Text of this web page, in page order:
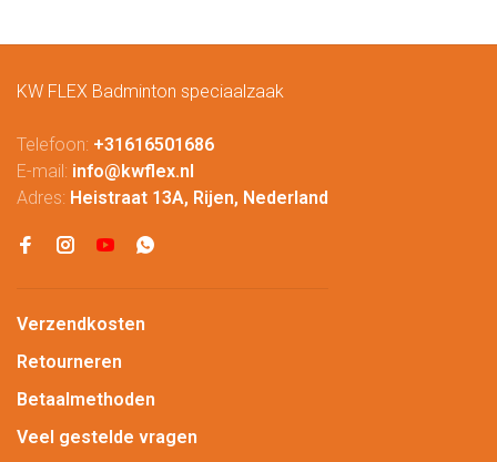
KW FLEX Badminton speciaalzaak
Telefoon: +31616501686
E-mail: info@kwflex.nl
Adres: Heistraat 13A, Rijen, Nederland
Verzendkosten
Retourneren
Betaalmethoden
Veel gestelde vragen